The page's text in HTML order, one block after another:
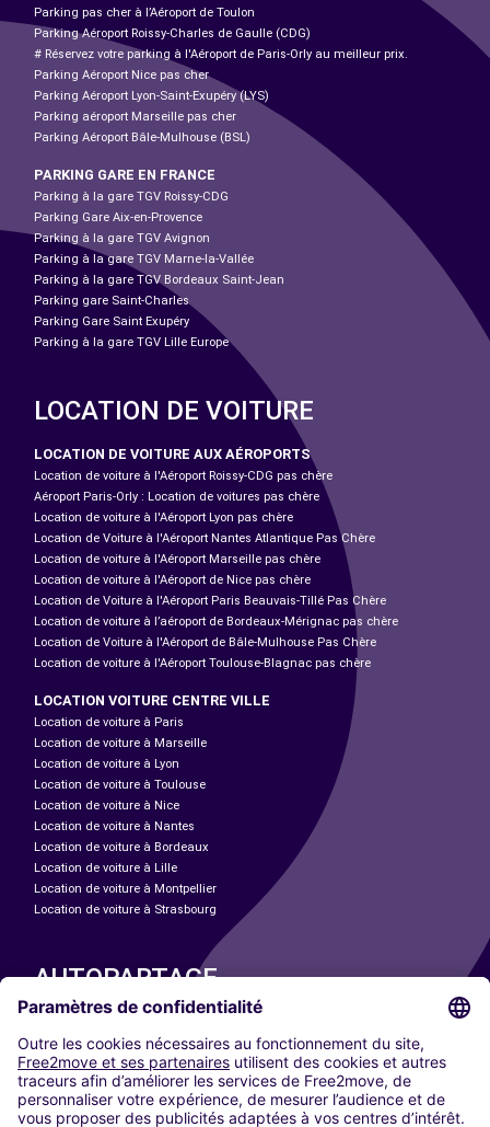
Parking pas cher à l’Aéroport de Toulon
Parking Aéroport Roissy-Charles de Gaulle (CDG)
# Réservez votre parking à l'Aéroport de Paris-Orly au meilleur prix.
Parking Aéroport Nice pas cher
Parking Aéroport Lyon-Saint-Exupéry (LYS)
Parking aéroport Marseille pas cher
Parking Aéroport Bâle-Mulhouse (BSL)
PARKING GARE EN FRANCE
Parking à la gare TGV Roissy-CDG
Parking Gare Aix-en-Provence
Parking à la gare TGV Avignon
Parking à la gare TGV Marne-la-Vallée
Parking à la gare TGV Bordeaux Saint-Jean
Parking gare Saint-Charles
Parking Gare Saint Exupéry
Parking à la gare TGV Lille Europe
LOCATION DE VOITURE
LOCATION DE VOITURE AUX AÉROPORTS
Location de voiture à l'Aéroport Roissy-CDG pas chère
Aéroport Paris-Orly : Location de voitures pas chère
Location de voiture à l'Aéroport Lyon pas chère
Location de Voiture à l'Aéroport Nantes Atlantique Pas Chère
Location de voiture à l'Aéroport Marseille pas chère
Location de voiture à l'Aéroport de Nice pas chère
Location de Voiture à l'Aéroport Paris Beauvais-Tillé Pas Chère
Location de voiture à l’aéroport de Bordeaux-Mérignac pas chère
Location de Voiture à l'Aéroport de Bâle-Mulhouse Pas Chère
Location de voiture à l'Aéroport Toulouse-Blagnac pas chère
LOCATION VOITURE CENTRE VILLE
Location de voiture à Paris
Location de voiture à Marseille
Location de voiture à Lyon
Location de voiture à Toulouse
Location de voiture à Nice
Location de voiture à Nantes
Location de voiture à Bordeaux
Location de voiture à Lille
Location de voiture à Montpellier
Location de voiture à Strasbourg
AUTOPARTAGE
Paris
Madrid
Washington DC
Milan